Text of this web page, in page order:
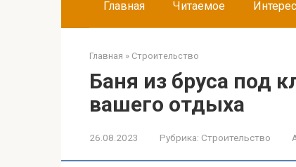
Главная Читаемое
Главная » Строительство
Баня из бруса под
вашего отдыха
26.08.2023 Рубрика: Строительство